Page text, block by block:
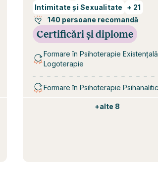
Intimitate și Sexualitate +21
140 persoane recomandă
Certificări și diplome
Formare în Psihoterapie Existențală și
Logoterapie
Formare în Psihoterapie Psihanalitică
alte 8